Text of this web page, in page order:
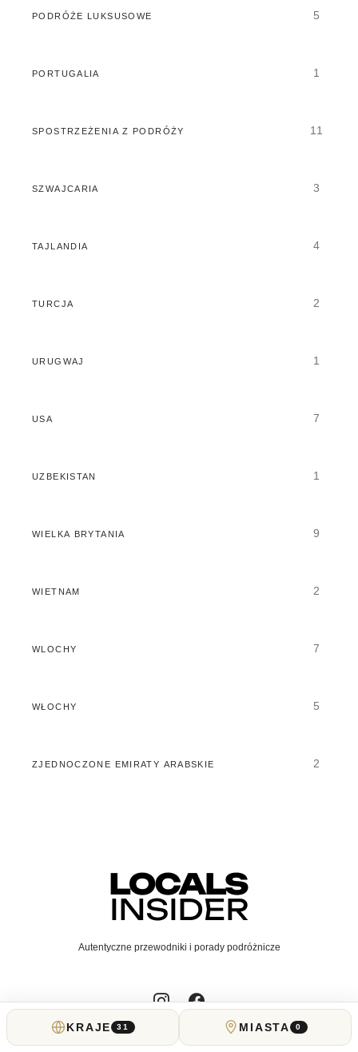
PODRÓŻE LUKSUSOWE 5
PORTUGALIA 1
SPOSTRZEŻENIA Z PODRÓŻY 11
SZWAJCARIA 3
TAJLANDIA 4
TURCJA 2
URUGWAJ 1
USA 7
UZBEKISTAN 1
WIELKA BRYTANIA 9
WIETNAM 2
WLOCHY 7
WŁOCHY 5
ZJEDNOCZONE EMIRATY ARABSKIE 2
Autentyczne przewodniki i porady podróżnicze
Wyróżnione w:
KRAJE
31 MIASTA 0